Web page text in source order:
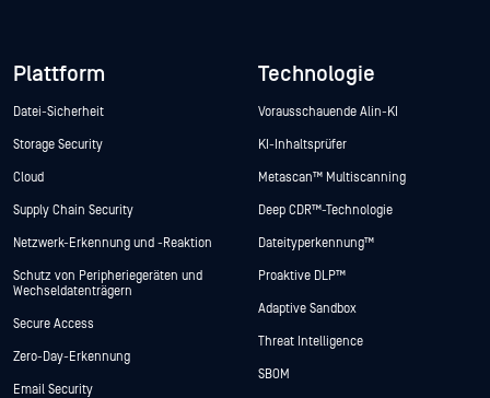
Plattform
Datei-Sicherheit
Storage Security
Cloud
Supply Chain Security
Netzwerk-Erkennung und -Reaktion
Schutz von Peripheriegeräten und
Wechseldatenträgern
Secure Access
Zero-Day-Erkennung
Email Security
Technologie
Vorausschauende Alin-KI
KI-Inhaltsprüfer
Metascan™ Multiscanning
Deep CDR™-Technologie
Dateityperkennung™
Proaktive DLP™
Adaptive Sandbox
Threat Intelligence
SBOM